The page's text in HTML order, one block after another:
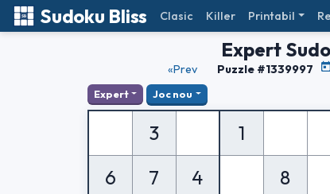
Sudoku Bliss Clasic Killer Printabil
Expert
«Prev Puzzle #1339997
Expert Joc nou
3 1
6
7 4
8